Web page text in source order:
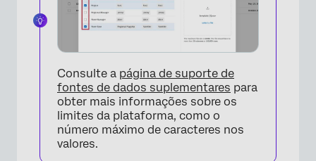
Consulte a página de suporte de
fontes de dados suplementares para
obter mais informações sobre os
limites da plataforma, como o
número máximo de caracteres nos
valores.